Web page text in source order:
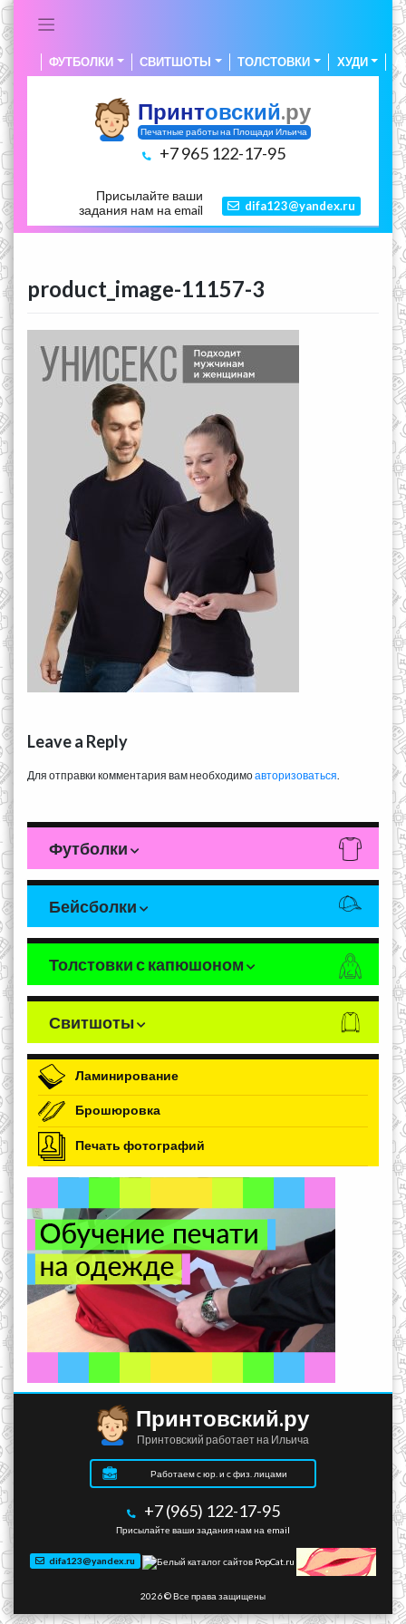
ФУТБОЛКИ СВИТШОТЫ ТОЛСТОВКИ ХУДИ
Принтовский.ру
Печатные работы на Площади Ильича
+7 965 122-17-95
Присылайте ваши
задания нам на email
difa123@yandex.ru
product_image-11157-3
Leave a Reply
Для отправки комментария вам необходимоавторизоваться
Футболки
Бейсболки
Толстовки с капюшоном
Свитшоты
Ламинирование
Брошюровка
Печать фотографий
Принтовский.ру
Принтовский работает на Ильича
Работаем с юр. и с физ. лицами
+7 (965) 122-17-95
Присылайте ваши задания нам на email
difa123@yandex.ru
2026 © Все права защищены